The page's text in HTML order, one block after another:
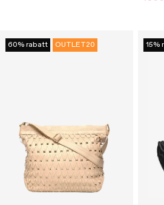
60% rabatt OUTLET20 15%